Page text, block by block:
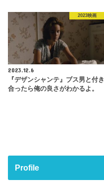
2023映画
2023.12.6
『デザンシャンテ』ブス男と付き
合ったら俺の良さがわかるよ。
Profile